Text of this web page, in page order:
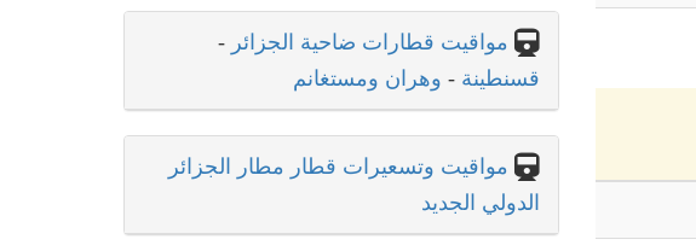
مواقيت قطارات ضاحية الجزائر -
قسنطينة - وهران ومستغانم
مواقيت وتسعيرات قطار مطار الجزائر
الدولي الجديد